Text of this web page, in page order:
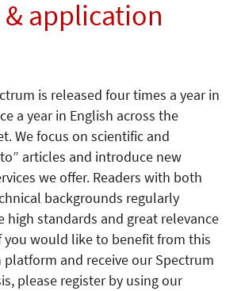
application
is released four times a year in
a year in English across the
We focus on scientific and
articles and introduce new
we offer. Readers with both
backgrounds regularly
high standards and great relevance
you would like to benefit from this
and receive our Spectrum
please register by using our